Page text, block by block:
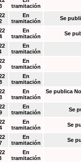
tramitación
En
tramitación
Se
En
tramitación
Se
En
tramitación
En
tramitación
En
tramitación
En
tramitación
Se publica
En
tramitación
Se
En
tramitación
Se
En
tramitación
Se
En
tramitación